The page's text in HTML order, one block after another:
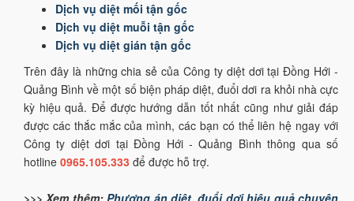
Dịch vụ diệt mối tận gốc
Dịch vụ diệt muỗi tận gốc
Dịch vụ diệt gián tận gốc
Trên đây là những chia sẻ của Công ty diệt dơi tại Đồng Hới -
Quảng Bình về một số biện pháp diệt, đuổi dơi ra khỏi nhà cực
kỳ hiệu quả. Để được hướng dẫn tốt nhất cũng như giải đáp
được các thắc mắc của mình, các bạn có thể liên hệ ngay với
Công ty diệt dơi tại Đồng Hới - Quảng Bình thông qua số
hotline 0965.105.333 để được hỗ trợ.